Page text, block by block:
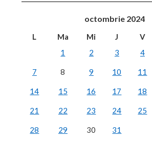
octombrie 2024
L Ma Mi J V
1
2 3 4
7 8 9 10 11
14 15 16 17 18
21 22 23 24 25
28 29 30
31